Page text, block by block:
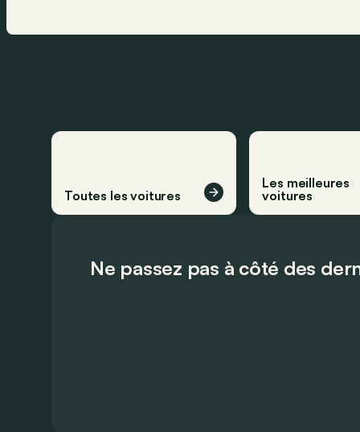
Toutes les voitures
Les meilleures
voitures
Ne passez pas à côté des